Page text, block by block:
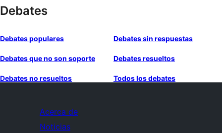
Debates
Debates populares Debates sin respuestas
Debates que no son soporte Debates resueltos
Debates no resueltos Todos los debates
Acerca de
Noticias